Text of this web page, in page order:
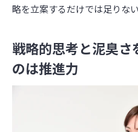
略を立案するだけでは足りない
戦略的思考と泥臭さ
のは推進力